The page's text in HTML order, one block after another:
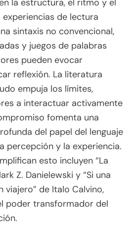
de lectura
sintaxis no convencional,
y juegos de palabras
pueden evocar
reflexión. La literatura
empuja los límites,
a interactuar activamente
fomenta una
del papel del lenguaje
percepción y la experiencia.
esto incluyen “La
Z. Danielewski y “Si una
viajero” de Italo Calvino,
poder transformador del